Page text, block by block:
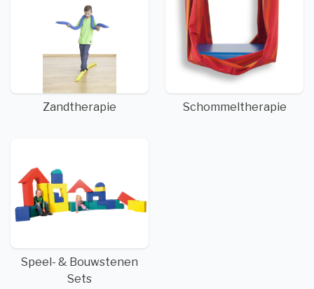
Zandtherapie Schommeltherapie
Speel- & Bouwstenen
Sets